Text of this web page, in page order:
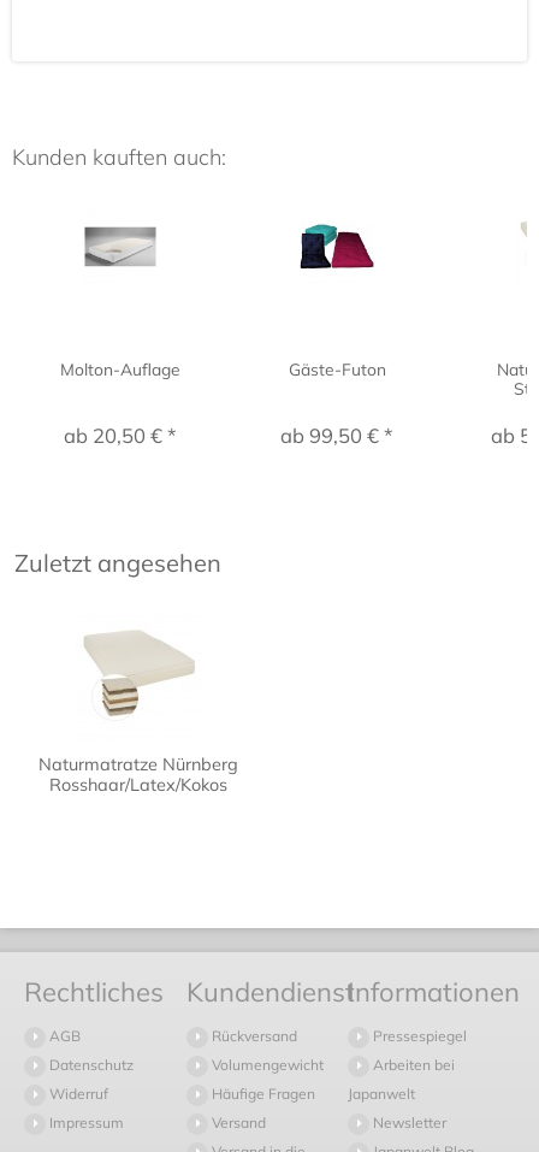
Kunden kauften auch:
Molton-Auflage
ab 20,50 € *
Gäste-Futon
ab 99,50 € * ab
Zuletzt angesehen
Naturmatratze Nürnberg
Rosshaar/Latex/Kokos
Rechtliches
AGB
Datenschutz
Widerruf
Impressum
Kundendienst
Rückversand
Volumengewicht
Häufige Fragen
Versand
Informationen
Pressespiegel
Arbeiten bei
Japanwelt
Newsletter